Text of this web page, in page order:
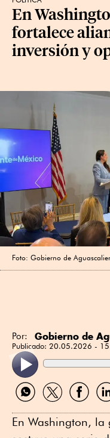
En
fortalece
inversión y
Foto: Gobierno de
Por: Gobierno de
Publicado: 20.05.2026 -
Compartir
por
Compartir
por
Compartir
por
por
En Washington, la